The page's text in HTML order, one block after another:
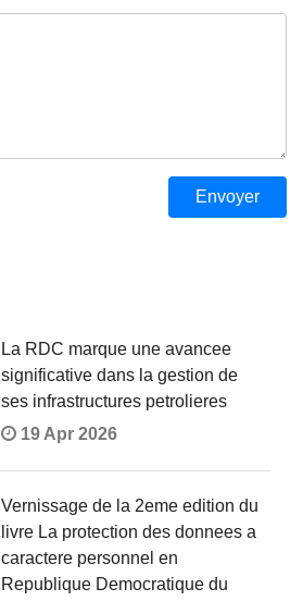
La RDC marque une avancee
significative dans la gestion de
ses infrastructures petrolieres
19 Apr 2026
Vernissage de la 2eme edition du
livre La protection des donnees a
caractere personnel en
Republique Democratique du